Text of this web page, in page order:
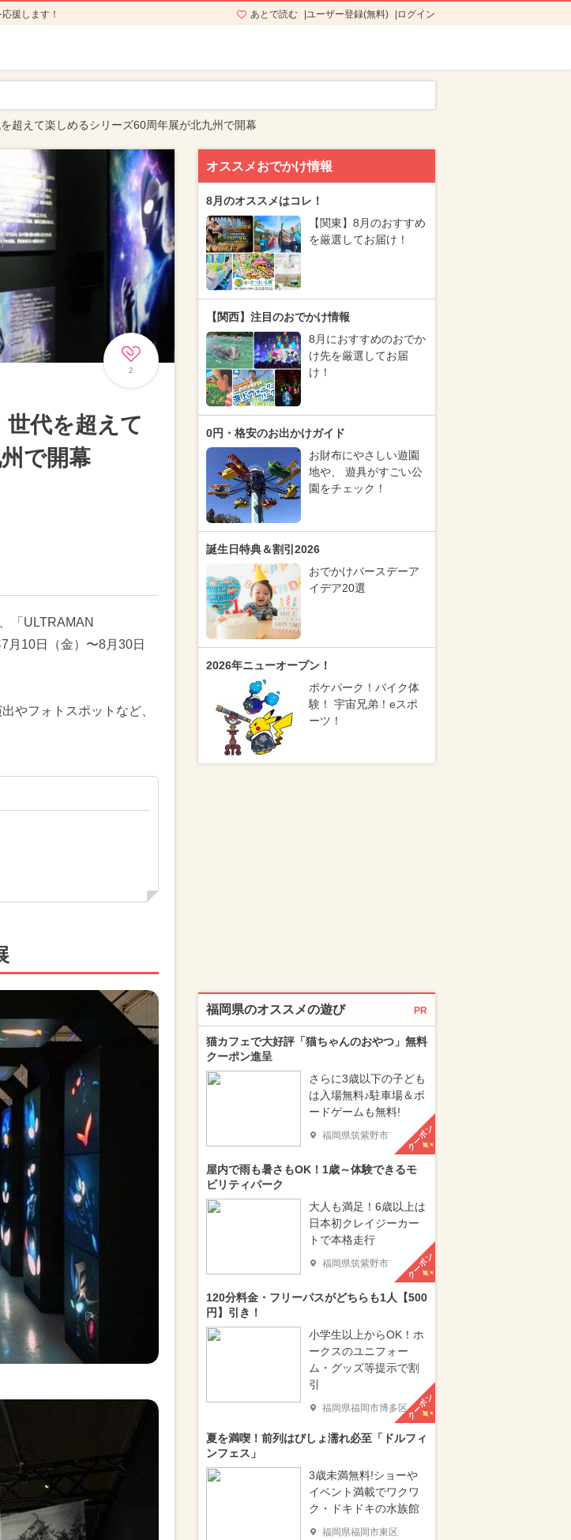
援します！ あとで読む ユーザー登録(無料) ログイン
超えて楽しめるシリーズ60周年展が北九州で開幕
2
代を超えて
で開幕
「ULTRAMAN
月10日（金）〜8月30日
やフォトスポットなど、
オススメおでかけ情報
8月のオススメはコレ！
【関東】8月のおすすめ
を厳選してお届け！
【関西】注目のおでかけ情報
8月におすすめのおでか
け先を厳選してお届
け！
0円・格安のお出かけガイド
お財布にやさしい遊園
地や、 遊具がすごい公
園をチェック！
誕生日特典＆割引2026
おでかけバースデーア
イデア20選
2026年ニューオープン！
ポケパーク！バイク体
験！ 宇宙兄弟！eスポ
ーツ！
福岡県のオススメの遊び PR
猫カフェで大好評「猫ちゃんのおやつ」無料
クーポン進呈
さらに3歳以下の子ども
は入場無料♪駐車場＆ボ
ードゲームも無料!
福岡県筑紫野市 クーポン
屋内で雨も暑さもOK！1歳～体験できるモ
ビリティパーク
大人も満足！6歳以上は
日本初クレイジーカー
トで本格走行
福岡県筑紫野市 クーポン
120分料金・フリーパスがどちらも1人【500
円】引き！
小学生以上からOK！ホ
ークスのユニフォー
ム・グッズ等提示で割
引
福岡県福岡市博多区クーポン
夏を満喫！前列はびしょ濡れ必至「ドルフィ
ンフェス」
3歳未満無料!ショーや
イベント満載でワクワ
ク・ドキドキの水族館
福岡県福岡市東区